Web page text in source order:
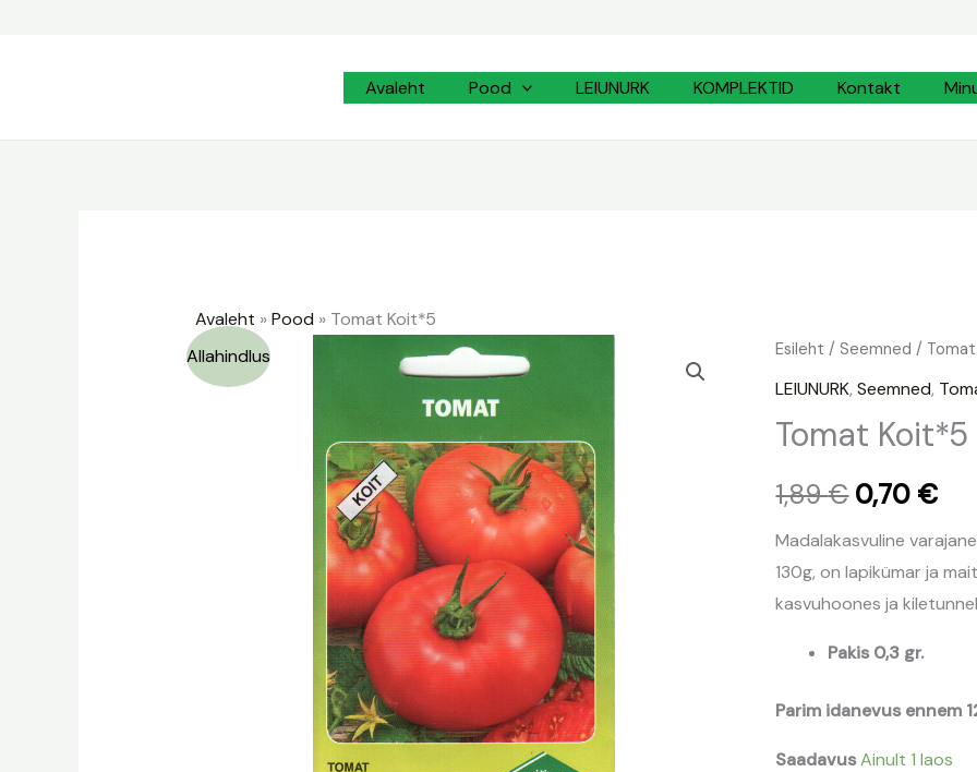
Avaleht Pood LEIUNURK KOMPLEKTID Kontakt
Avaleht »Pood » Tomat Koit*5
Allahindlus
Esileht / Seemned / Tomat
LEIUNURK,Seemned,
Tomat Koit*5
1,89€
Algne
hind
oli:
1,89 €.
0,70 €
on:
Madalakasvuline
130g, on lapikümar ja
kasvuhoones ja
Pakis 0,3 gr.
Parim idanevus ennem
SaadavusAinult 1 laos
Tomat
Koit*5